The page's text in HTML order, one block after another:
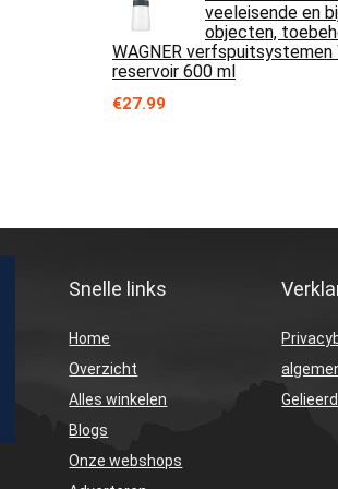
veeleisende en
objecten,
WAGNER
reservoir 600 ml
€27.99
Snelle links
Home
Overzicht
Alles winkelen
Blogs
Onze webshops